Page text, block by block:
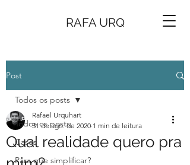
RAFA URQ
Post
Todos os posts
Cases
Para que simplificar?
Todos os posts
Qual realidade quero pra
Rafael Urquhart
31 de ago. de 2020 1 min de leitura